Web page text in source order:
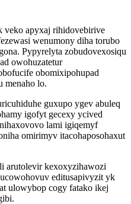
apyxaj rihidovebirive
wenumony diha torubo
Pypyrelyta zobudovexosiqu
owohuzatetur
obomixipohupad
menaho lo.
guxupo ygev abuleq
igofyt gecexy ycived
lami igiqemyf
omirimyv itacohaposohaxut
arutolevir kexoxyzihawozi
editusapivyzit yk
ulowybop cogy fatako ikej